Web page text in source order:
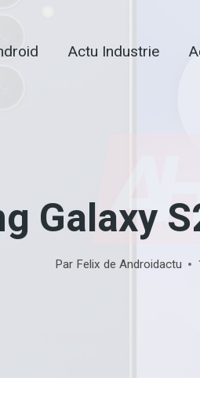
Actu Industrie
Galaxy
Par Felix de Androidactu